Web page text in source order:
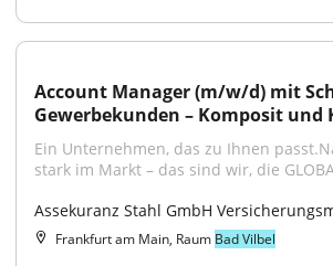
Account Manager (m/w/d) mit
Gewerbekunden – Komposit und
Ein Unternehmen, das zu Ihnen
stark im Markt – das sind wir, die
Assekuranz Stahl GmbH
Frankfurt am Main, Raum Bad Vilbel